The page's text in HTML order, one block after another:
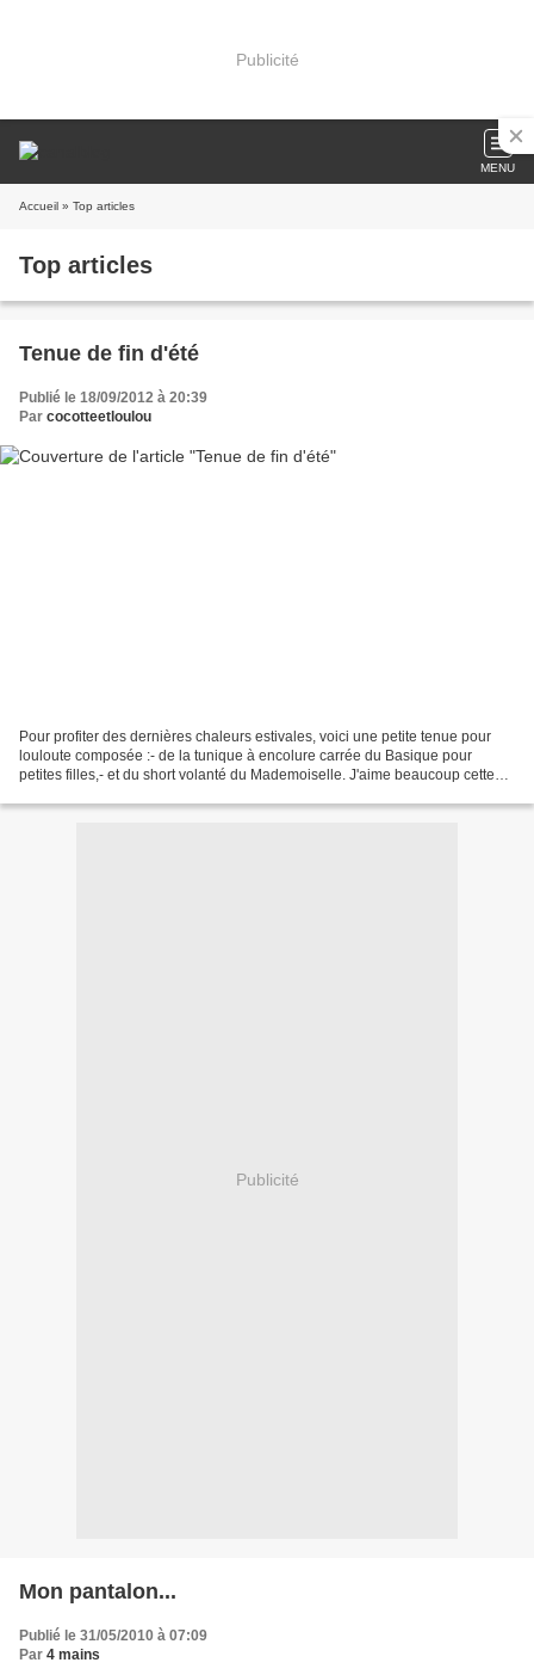
Publicité
MENU
Accueil » Top articles
Top articles
Tenue de fin d'été
Publié le 18/09/2012 à 20:39
Par cocotteetloulou
Pour profiter des dernières chaleurs estivales, voici une petite tenue pour
louloute composée :- de la tunique à encolure carrée du Basique pour
petites filles,- et du short volanté du Mademoiselle. J'aime beaucoup cette
Publicité
Mon pantalon...
Publié le 31/05/2010 à 07:09
Par 4 mains